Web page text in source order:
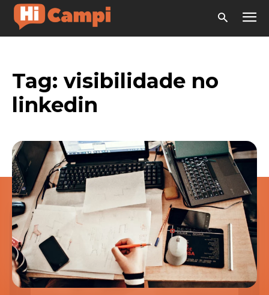
Tag: visibilidade no
linkedin